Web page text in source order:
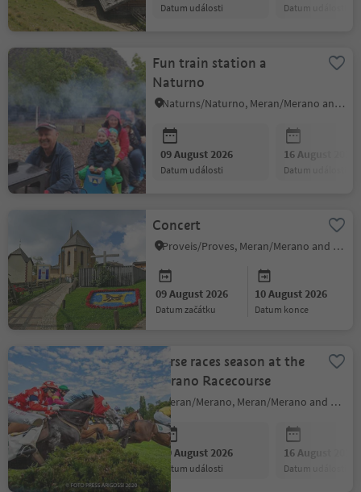
datum události datum události
Fun train station a
Naturno
Naturns/Naturno, Meran/Merano and environs
09 August 2026
datum události
16 August 2026
datum události
Concert
Proveis/Proves, Meran/Merano and environs
09 August 2026
datum začátku
10 August 2026
datum konce
Horse races season at the
Merano Racecourse
Meran/Merano, Meran/Merano and environs
09 August 2026
datum události
16 August 2026
datum události